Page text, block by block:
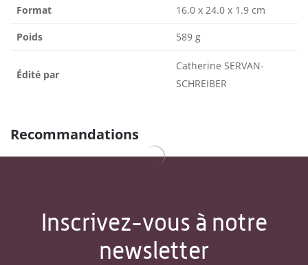
Format 16.0 x 24.0 x 1.9 cm
Poids 589 g
Édité par
Catherine SERVAN-
SCHREIBER
Recommandations
Inscrivez-vous à notre
newsletter